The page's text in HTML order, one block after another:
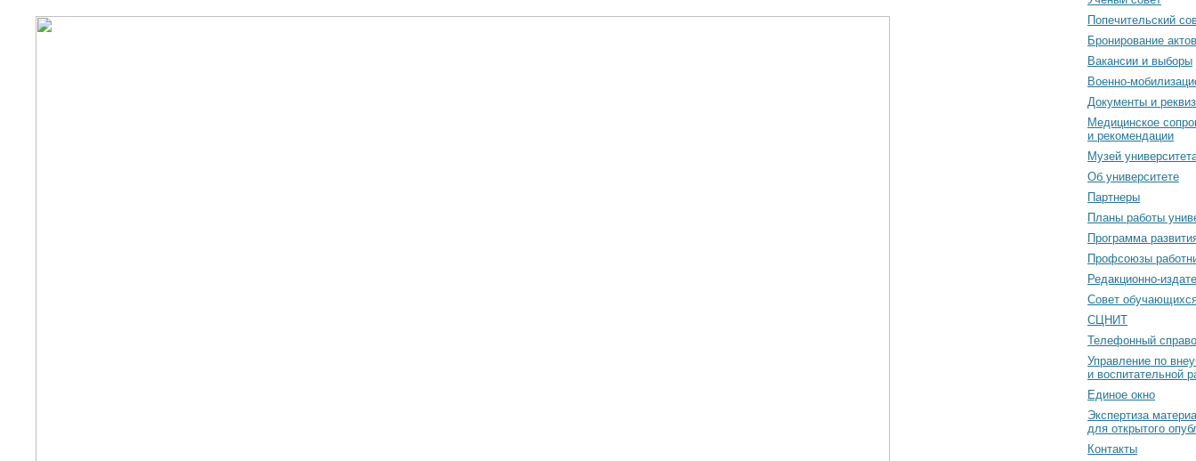
Попечительский
Бронирование
Вакансии и выборы
Военно-
Документы и
Медицинское
и рекомендации
Музей
Об университете
Партнеры
Планы работы
Программа
Профсоюзы
Редакционно-
Cовет
СЦНИТ
Телефонный
Управление по
и воспитательной
Единое окно
Экспертиза
для открытого
Контакты